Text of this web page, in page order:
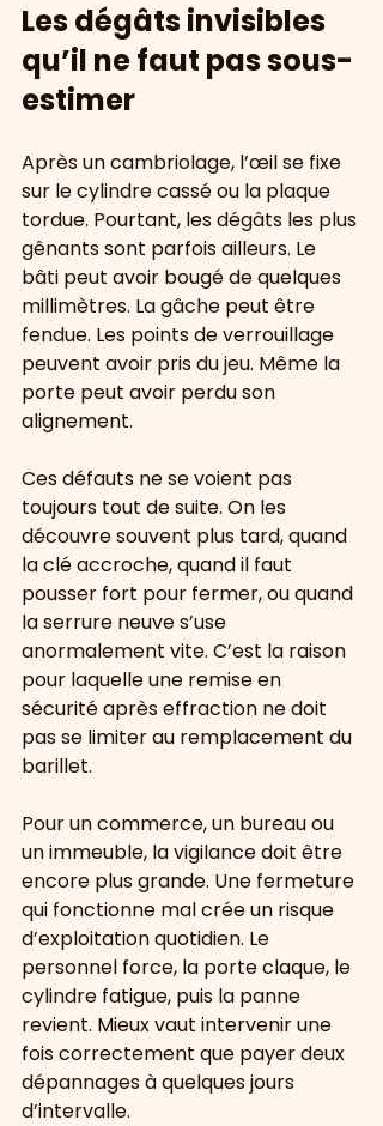
Les dégâts invisibles
qu’il ne faut pas sous-
estimer
Après un cambriolage, l’œil se fixe
sur le cylindre cassé ou la plaque
tordue. Pourtant, les dégâts les plus
gênants sont parfois ailleurs. Le
bâti peut avoir bougé de quelques
millimètres. La gâche peut être
fendue. Les points de verrouillage
peuvent avoir pris du jeu. Même la
porte peut avoir perdu son
alignement.
Ces défauts ne se voient pas
toujours tout de suite. On les
découvre souvent plus tard, quand
la clé accroche, quand il faut
pousser fort pour fermer, ou quand
la serrure neuve s’use
anormalement vite. C’est la raison
pour laquelle une remise en
sécurité après effraction ne doit
pas se limiter au remplacement du
barillet.
Pour un commerce, un bureau ou
un immeuble, la vigilance doit être
encore plus grande. Une fermeture
qui fonctionne mal crée un risque
d’exploitation quotidien. Le
personnel force, la porte claque, le
cylindre fatigue, puis la panne
revient. Mieux vaut intervenir une
fois correctement que payer deux
dépannages à quelques jours
d’intervalle.